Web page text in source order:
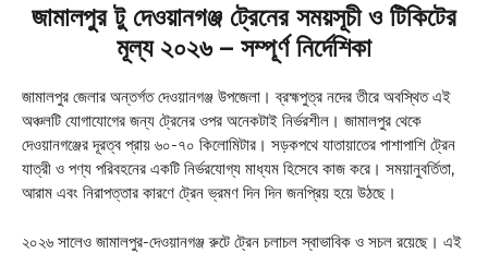
জামালপুর টু দেওয়ানগঞ্জ ট্রেনের সময়সূচী ও টিকিটের
মূল্য ২০২৬ – সম্পূর্ণ নির্দেশিকা
জামালপুর জেলার অন্তর্গত দেওয়ানগঞ্জ উপজেলা। ব্রহ্মপুত্র নদের তীরে অবস্থিত এই
অঞ্চলটি যোগাযোগের জন্য ট্রেনের ওপর অনেকটাই নির্ভরশীল। জামালপুর থেকে
দেওয়ানগঞ্জের দূরত্ব প্রায় ৬০-৭০ কিলোমিটার । সড়কপথে যাতায়াতের পাশাপাশি ট্রেন
যাত্রী ও পণ্য পরিবহনের একটি নির্ভরযোগ্য মাধ্যম হিসেবে কাজ করে। সময়ানুবর্তিতা,
আরাম এবং নিরাপত্তার কারণে ট্রেন ভ্রমণ দিন দিন জনপ্রিয় হয়ে উঠছে।
২০২৬ সালেও জামালপুর-দেওয়ানগঞ্জ রুটে ট্রেন চলাচল স্বাভাবিক ও সচল রয়েছে। এই